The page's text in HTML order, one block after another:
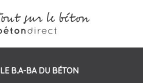
LE B.A-BA DU BÉTON